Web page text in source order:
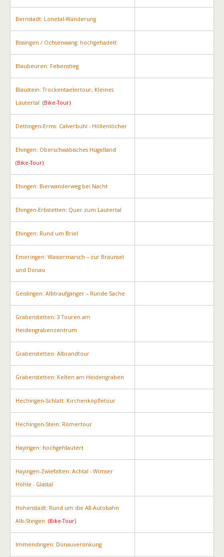
Bernstadt: Lonetal-Wanderung
Bissingen / Ochsenwang: hochgehadelt
Blaubeuren: Felsenstieg
Blaustein: Trockentaelertour, Kleines
Lautertal (Bike-Tour)
Dettingen-Erms: Calverbühl - Höllenlöcher
Ehingen: Oberschwäbisches Hügelland
(Bike-Tour)
Ehingen: Bierwanderweg bei Nacht
Ehingen-Erbstetten: Quer zum Lautertal
Ehingen: Rund um Briel
Emeringen: Wassermarsch – zur Braunsel
und Donau
Geislingen: Albtraufgänger – Runde Sache
Grabenstetten: 3 Touren am
Heidengrabenzentrum
Grabenstetten: Albrandtour
Grabenstetten: Kelten am Heidengraben
Hechingen-Schlatt: Kirchenköpfletour
Hechingen-Stein: Römertour
Hayingen: hochgehlautert
Hayingen-Zwiefalten: Achtal - Wimser
Höhle - Glastal
Hohenstadt: Rund um die A8-Autobahn
Alb-Steigen (Bike-Tour)
Immendingen: Donauversinkung